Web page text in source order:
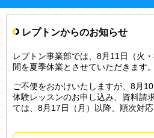
レプトンからのお知らせ
レプトン事業部では、8月11日（火
間を夏季休業とさせていただきます。
ご不便をおかけいたしますが、8月
体験レッスンのお申し込み、資料請
ては、8月17日（月）以降、順次対応